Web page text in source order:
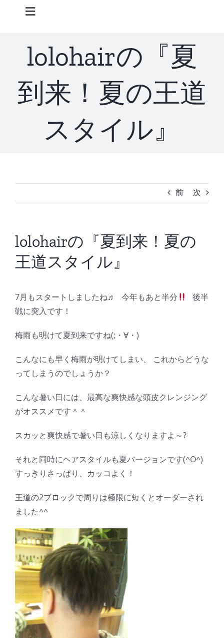
Toggle
STAFF
CONCEPT
ACCESS
BLOG
Reservation
lolohairの『夏
到来！夏の王道
スタイル』
前 次
lolohairの『夏到来！夏の
王道スタイル』
7月もスタートしましたね♬ 今年もあと半分
後半
戦に突入です！
梅雨も明けて夏到来ですね(;・∀・)
こんなにも早く梅雨が明けてしまい、 これからどうな
ってしまうのでしょうか？
こんな暑い日には、最高な爽快感な頭皮クレンジング
がオススメです＾＾
スカッと爽快感で暑い日も涼しくなりますよ～?
それと同時にヘアスタイルも夏バージョンです(^O^)
すっきりさっぱり、カッコよく！
王道の2ブロックで周りは極限に短くとオーダーされ
ました^^